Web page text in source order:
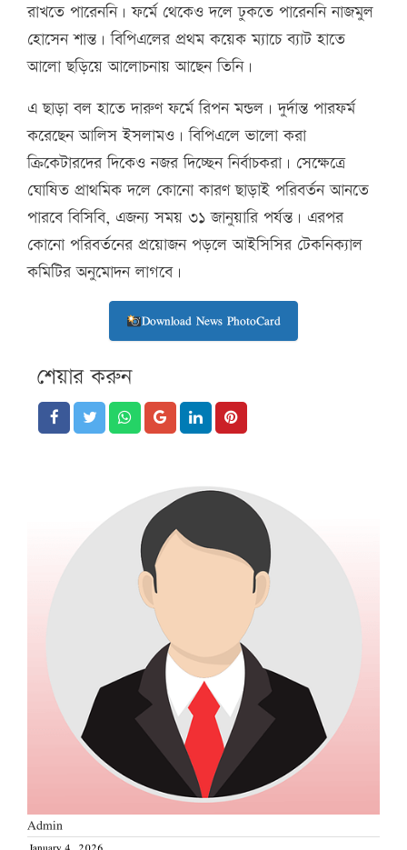
রাখতে পারেননি। ফর্মে থেকেও দলে ঢুকতে পারেননি নাজমুল
হোসেন শান্ত। বিপিএলের প্রথম কয়েক ম্যাচে ব্যাট হাতে
আলো ছড়িয়ে আলোচনায় আছেন তিনি।
এ ছাড়া বল হাতে দারুণ ফর্মে রিপন মন্ডল। দুর্দান্ত পারফর্ম
করেছেন আলিস ইসলামও। বিপিএলে ভালো করা
ক্রিকেটারদের দিকেও নজর দিচ্ছেন নির্বাচকরা। সেক্ষেত্রে
ঘোষিত প্রাথমিক দলে কোনো কারণ ছাড়াই পরিবর্তন আনতে
পারবে বিসিবি, এজন্য সময় ৩১ জানুয়ারি পর্যন্ত। এরপর
কোনো পরিবর্তনের প্রয়োজন পড়লে আইসিসির টেকনিক্যাল
কমিটির অনুমোদন লাগবে।
Download News PhotoCard
শেয়ার করুন
Admin